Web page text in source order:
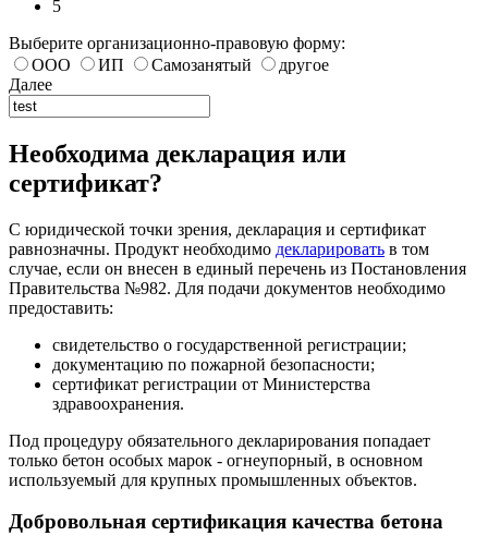
5
Выберите организационно-правовую форму:
ООО
ИП Самозанятый
другое
Далее
Необходима декларация или
сертификат?
С юридической точки зрения, декларация и сертификат
равнозначны. Продукт необходимо декларировать в том
случае, если он внесен в единый перечень из Постановления
Правительства №982. Для подачи документов необходимо
предоставить:
свидетельство о государственной регистрации;
документацию по пожарной безопасности;
сертификат регистрации от Министерства
здравоохранения.
Под процедуру обязательного декларирования попадает
только бетон особых марок - огнеупорный, в основном
используемый для крупных промышленных объектов.
Добровольная сертификация качества бетона